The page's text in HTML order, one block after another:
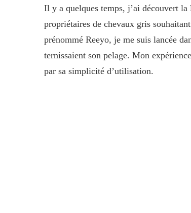
Il y a quelques temps, j’ai découvert la
propriétaires de chevaux gris
prénommé Reeyo, je me suis lancée
ternissaient son pelage. Mon
par sa simplicité d’utilisation.